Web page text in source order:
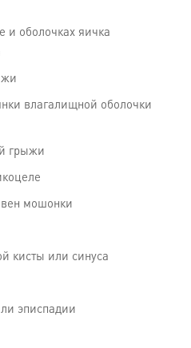
оболочках яичка
влагалищной оболочки
грыжи
мошонки
кисты или синуса
эписпадии